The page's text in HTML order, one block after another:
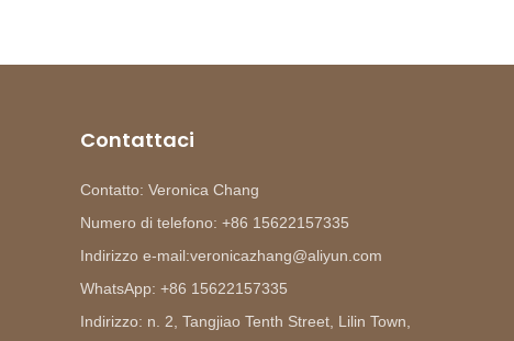
Contattaci
Contatto: Veronica Chang
Numero di telefono: +86 15622157335
Indirizzo e-mail:veronicazhang@aliyun.com
WhatsApp: +86 15622157335
Indirizzo: n. 2, Tangjiao Tenth Street, Lilin Town,